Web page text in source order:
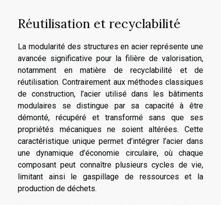
Réutilisation et recyclabilité
La modularité des structures en acier représente une
avancée significative pour la filière de valorisation,
notamment en matière de recyclabilité et de
réutilisation. Contrairement aux méthodes classiques
de construction, l’acier utilisé dans les bâtiments
modulaires se distingue par sa capacité à être
démonté, récupéré et transformé sans que ses
propriétés mécaniques ne soient altérées. Cette
caractéristique unique permet d’intégrer l’acier dans
une dynamique d’économie circulaire, où chaque
composant peut connaître plusieurs cycles de vie,
limitant ainsi le gaspillage de ressources et la
production de déchets.